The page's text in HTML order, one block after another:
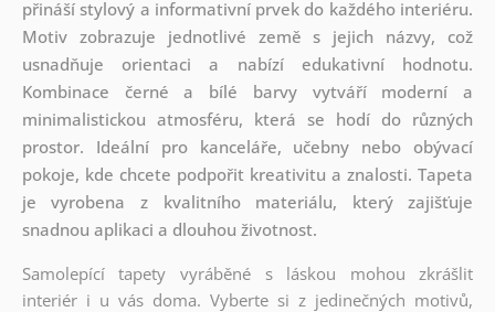
přináší stylový a informativní prvek do každého interiéru.
Motiv zobrazuje jednotlivé země s jejich názvy, což
usnadňuje orientaci a nabízí edukativní hodnotu.
Kombinace černé a bílé barvy vytváří moderní a
minimalistickou atmosféru, která se hodí do různých
prostor. Ideální pro kanceláře, učebny nebo obývací
pokoje, kde chcete podpořit kreativitu a znalosti. Tapeta
je vyrobena z kvalitního materiálu, který zajišťuje
snadnou aplikaci a dlouhou životnost.
Samolepící tapety vyráběné s láskou mohou zkrášlit
interiér i u vás doma. Vyberte si z jedinečných motivů,